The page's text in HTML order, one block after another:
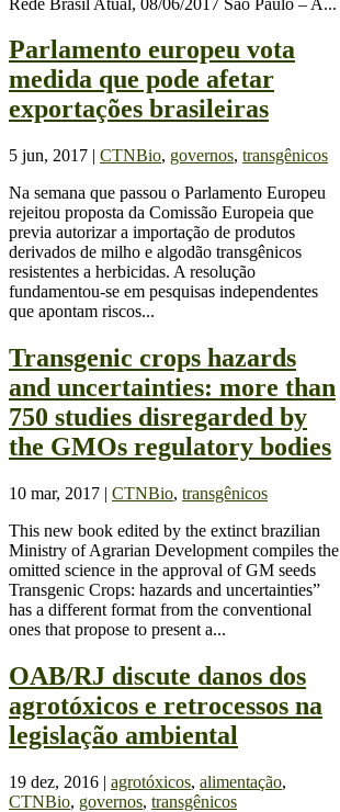
Parlamento europeu vota
medida que pode afetar
exportações brasileiras
5 jun, 2017 | CTNBio, governos, transgênicos
Na semana que passou o Parlamento Europeu
rejeitou proposta da Comissão Europeia que
previa autorizar a importação de produtos
derivados de milho e algodão transgênicos
resistentes a herbicidas. A resolução
fundamentou-se em pesquisas independentes
que apontam riscos...
Transgenic crops hazards
and uncertainties: more than
750 studies disregarded by
the GMOs regulatory bodies
10 mar, 2017 | CTNBio, transgênicos
This new book edited by the extinct brazilian
Ministry of Agrarian Development compiles the
omitted science in the approval of GM seeds
Transgenic Crops: hazards and uncertainties”
has a different format from the conventional
ones that propose to present a...
OAB/RJ discute danos dos
agrotóxicos e retrocessos na
legislação ambiental
19 dez, 2016 | agrotóxicos, alimentação,
CTNBio, governos, transgênicos